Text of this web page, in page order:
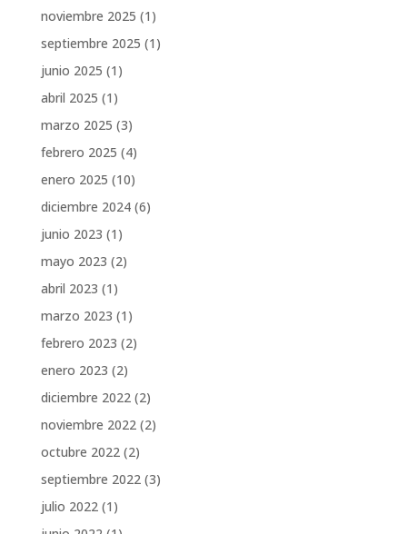
noviembre 2025 (1)
septiembre 2025 (1)
junio 2025 (1)
abril 2025 (1)
marzo 2025 (3)
febrero 2025 (4)
enero 2025 (10)
diciembre 2024(6)
junio 2023 (1)
mayo 2023 (2)
abril 2023 (1)
marzo 2023 (1)
febrero 2023 (2)
enero 2023 (2)
diciembre 2022(2)
noviembre 2022(2)
octubre 2022(2)
septiembre 2022(3)
julio 2022(1)